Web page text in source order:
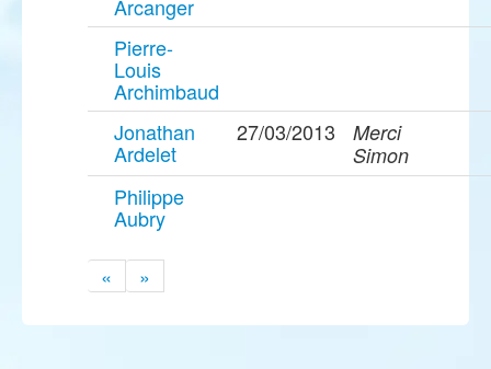
Arcanger
Pierre-
Louis
Archimbaud
Jonathan
Ardelet
27/03/2013
Merci
Simon
Philippe
Aubry
« »